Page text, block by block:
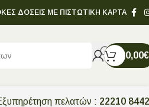
ΔΟΣΕΙΣ ΜΕ ΠΙΣΤΩΤΙΚΗ ΚΑΡΤΑ
0,00€
πελατών : 22210